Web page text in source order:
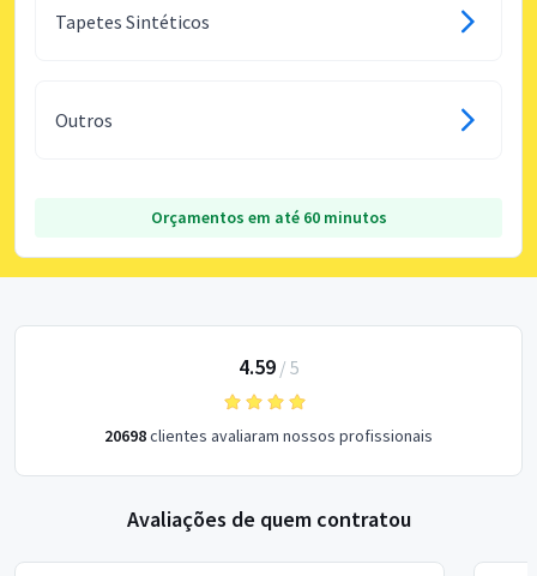
Tapetes Sintéticos
Outros
Orçamentos em até 60 minutos
4.59/ 5
20698clientes avaliaram nossos profissionais
Avaliações de quem contratou